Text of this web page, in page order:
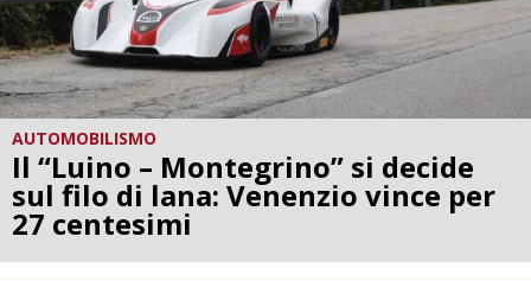
AUTOMOBILISMO
Il “Luino – Montegrino” si decide
sul filo di lana: Venenzio vince per
27 centesimi